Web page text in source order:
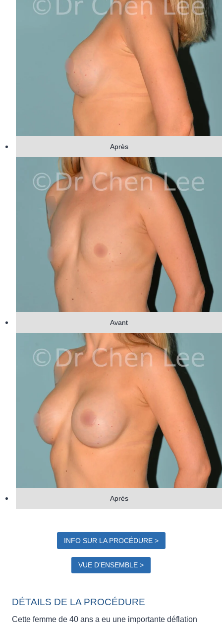
Après
Avant
Après
INFO SUR LA PROCÉDURE >
VUE D’ENSEMBLE >
DÉTAILS DE LA PROCÉDURE
Cette femme de 40 ans a eu une importante déflation